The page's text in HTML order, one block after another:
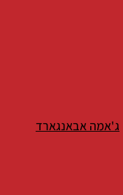
ג'אמה אבאנגארד